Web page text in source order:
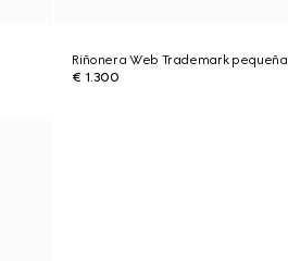
Riñonera Web Trademark pequeña
€ 1.300